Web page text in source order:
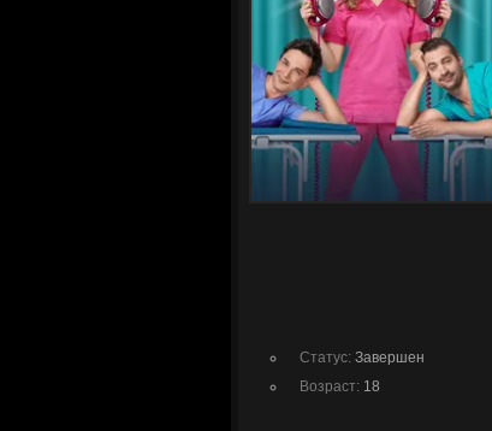
Статус: Завершен
Возраст: 18